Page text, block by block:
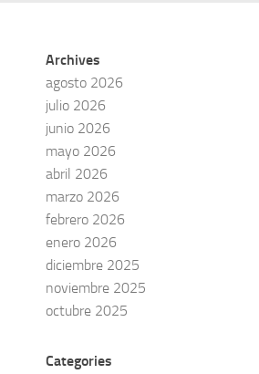
Archives
agosto 2026
julio 2026
junio 2026
mayo 2026
abril 2026
marzo 2026
febrero 2026
enero 2026
diciembre 2025
noviembre 2025
octubre 2025
Categories